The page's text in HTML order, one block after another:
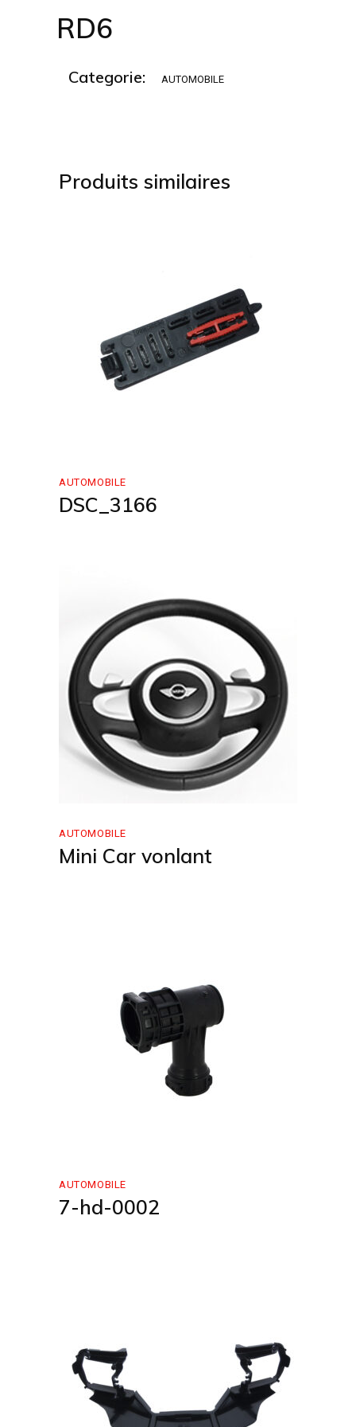
RD6
Categorie: AUTOMOBILE
Produits similaires
AUTOMOBILE
DSC_3166
AUTOMOBILE
Mini Car vonlant
AUTOMOBILE
7-hd-0002